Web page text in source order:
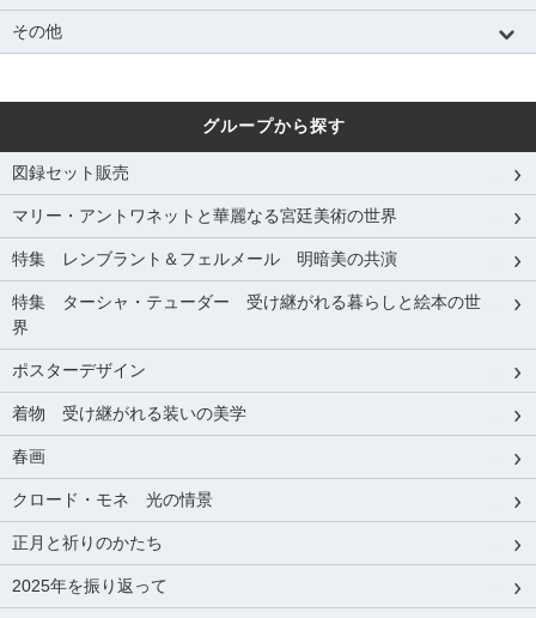
その他
グループから探す
図録セット販売
マリー・アントワネットと華麗なる宮廷美術の世界
特集 レンブラント＆フェルメール 明暗美の共演
特集 ターシャ・テューダー 受け継がれる暮らしと絵本の世
界
ポスターデザイン
着物 受け継がれる装いの美学
春画
クロード・モネ 光の情景
正月と祈りのかたち
2025年を振り返って